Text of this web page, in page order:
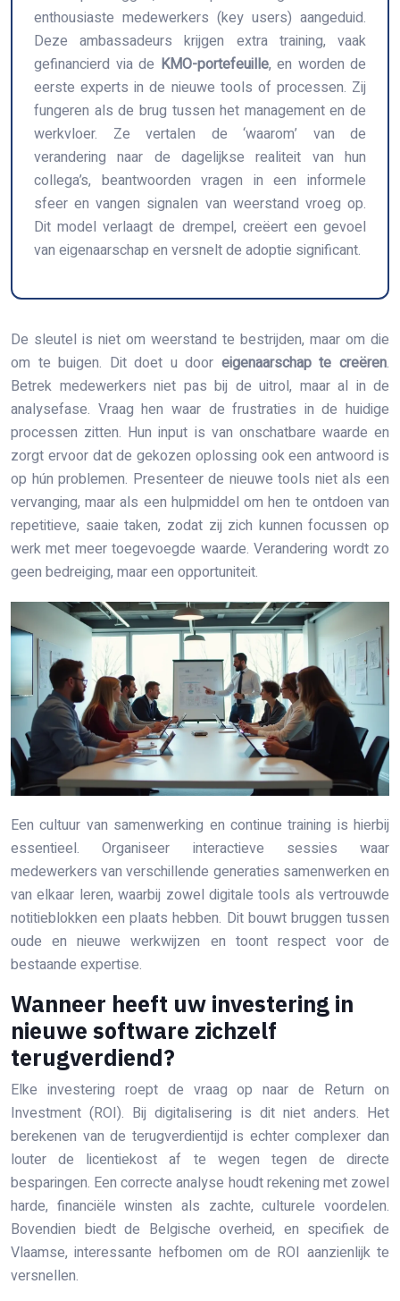
enthousiaste medewerkers (key users) aangeduid.
Deze ambassadeurs krijgen extra training, vaak
gefinancierd via de KMO-portefeuille, en worden de
eerste experts in de nieuwe tools of processen. Zij
fungeren als de brug tussen het management en de
werkvloer. Ze vertalen de ‘waarom’ van de
verandering naar de dagelijkse realiteit van hun
collega’s, beantwoorden vragen in een informele
sfeer en vangen signalen van weerstand vroeg op.
Dit model verlaagt de drempel, creëert een gevoel
van eigenaarschap en versnelt de adoptie significant.
De sleutel is niet om weerstand te bestrijden, maar om die
om te buigen. Dit doet u door eigenaarschap te creëren.
Betrek medewerkers niet pas bij de uitrol, maar al in de
analysefase. Vraag hen waar de frustraties in de huidige
processen zitten. Hun input is van onschatbare waarde en
zorgt ervoor dat de gekozen oplossing ook een antwoord is
op hún problemen. Presenteer de nieuwe tools niet als een
vervanging, maar als een hulpmiddel om hen te ontdoen van
repetitieve, saaie taken, zodat zij zich kunnen focussen op
werk met meer toegevoegde waarde. Verandering wordt zo
geen bedreiging, maar een opportuniteit.
Een cultuur van samenwerking en continue training is hierbij
essentieel. Organiseer interactieve sessies waar
medewerkers van verschillende generaties samenwerken en
van elkaar leren, waarbij zowel digitale tools als vertrouwde
notitieblokken een plaats hebben. Dit bouwt bruggen tussen
oude en nieuwe werkwijzen en toont respect voor de
bestaande expertise.
Wanneer heeft uw investering in
nieuwe software zichzelf
terugverdiend?
Elke investering roept de vraag op naar de Return on
Investment (ROI). Bij digitalisering is dit niet anders. Het
berekenen van de terugverdientijd is echter complexer dan
louter de licentiekost af te wegen tegen de directe
besparingen. Een correcte analyse houdt rekening met zowel
harde, financiële winsten als zachte, culturele voordelen.
Bovendien biedt de Belgische overheid, en specifiek de
Vlaamse, interessante hefbomen om de ROI aanzienlijk te
versnellen.